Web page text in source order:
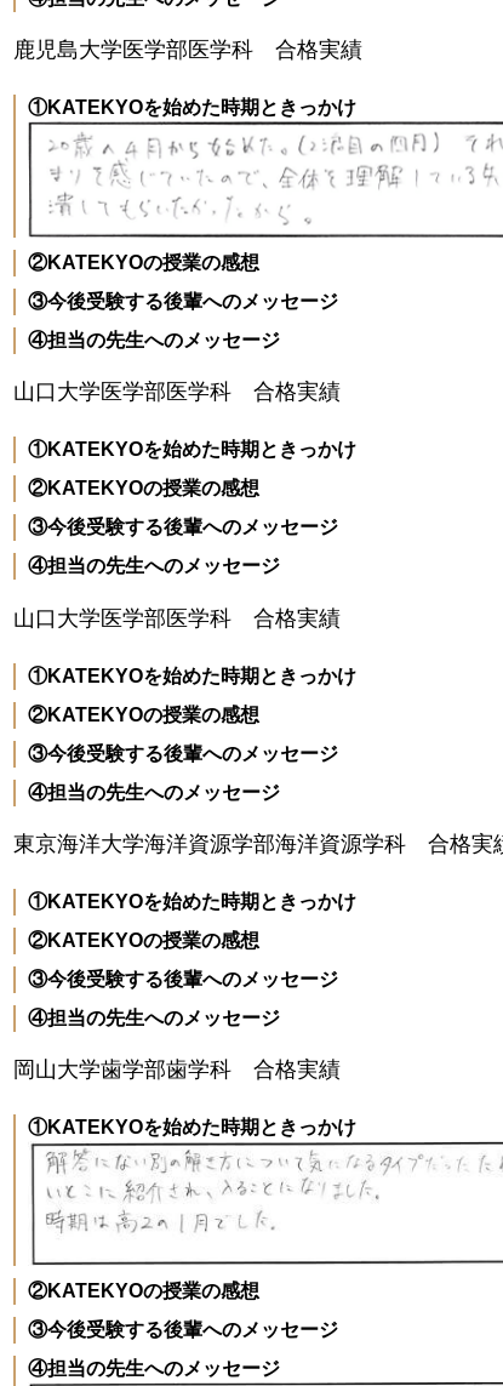
鹿児島大学医学部医学科 合格実績
①KATEKYOを始めた時期ときっかけ
②KATEKYOの授業の感想
③今後受験する後輩へのメッセージ
④担当の先生へのメッセージ
山口大学医学部医学科 合格実績
①KATEKYOを始めた時期ときっかけ
②KATEKYOの授業の感想
③今後受験する後輩へのメッセージ
④担当の先生へのメッセージ
山口大学医学部医学科 合格実績
①KATEKYOを始めた時期ときっかけ
②KATEKYOの授業の感想
③今後受験する後輩へのメッセージ
④担当の先生へのメッセージ
東京海洋大学海洋資源学部海洋資源学科 合格実
①KATEKYOを始めた時期ときっかけ
②KATEKYOの授業の感想
③今後受験する後輩へのメッセージ
④担当の先生へのメッセージ
岡山大学歯学部歯学科 合格実績
①KATEKYOを始めた時期ときっかけ
②KATEKYOの授業の感想
③今後受験する後輩へのメッセージ
④担当の先生へのメッセージ